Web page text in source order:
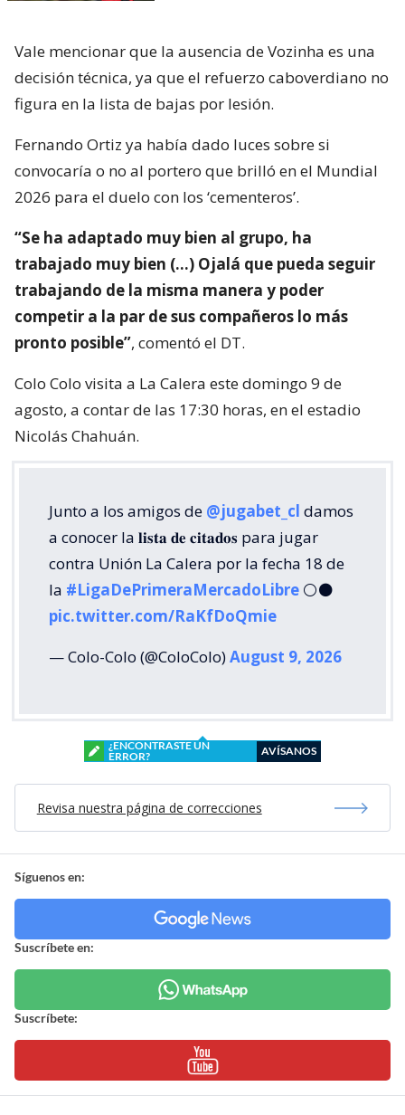
Vale mencionar que la ausencia de Vozinha es una
decisión técnica, ya que el refuerzo caboverdiano no
figura en la lista de bajas por lesión.
Fernando Ortiz ya había dado luces sobre si
convocaría o no al portero que brilló en el Mundial
2026 para el duelo con los ‘cementeros’.
“Se ha adaptado muy bien al grupo, ha
trabajado muy bien (…) Ojalá que pueda seguir
trabajando de la misma manera y poder
competir a la par de sus compañeros lo más
pronto posible”, comentó el DT.
Colo Colo visita a La Calera este domingo 9 de
agosto, a contar de las 17:30 horas, en el estadio
Nicolás Chahuán.
Junto a los amigos de @jugabet_cl damos
a conocer la 𝐥𝐢𝐬𝐭𝐚 𝐝𝐞 𝐜𝐢𝐭𝐚𝐝𝐨𝐬 para jugar
contra Unión La Calera por la fecha 18 de
la #LigaDePrimeraMercadoLibre ⚪⚫
pic.twitter.com/RaKfDoQmie
— Colo-Colo (@ColoColo)August 9, 2026
¿ENCONTRASTE UN
ERROR?
AVÍSANOS
Revisa nuestra página de correcciones
Síguenos en:
Suscríbete en:
Suscríbete: